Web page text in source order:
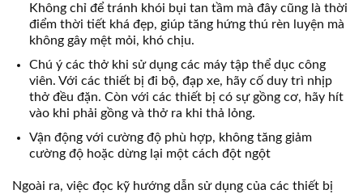
Không chỉ để tránh khói bụi tan tầm mà đây cũng là thời
điểm thời tiết khá đẹp, giúp tăng hứng thú rèn luyện mà
không gây mệt mỏi, khó chịu.
Chú ý các thở khi sử dụng các máy tập thể dục công
viên. Với các thiết bị đi bộ, đạp xe, hãy cố duy trì nhịp
thở đều đặn. Còn với các thiết bị có sự gồng cơ, hãy hít
vào khi phải gồng và thở ra khi thả lỏng.
Vận động với cường độ phù hợp, không tăng giảm
cường độ hoặc dừng lại một cách đột ngột
Ngoài ra, việc đọc kỹ hướng dẫn sử dụng của các thiết bị